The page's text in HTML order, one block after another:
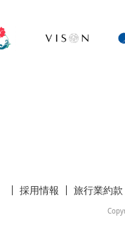
採用情報 旅行業約